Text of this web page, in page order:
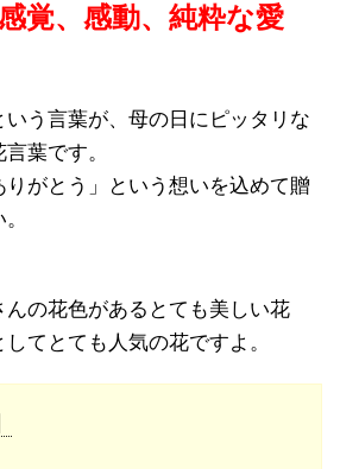
覚、感動、純粋な愛
いう言葉が、母の日にピッタリな
葉です。
りがとう」という想いを込めて贈
の花色があるとても美しい花
てとても人気の花ですよ。